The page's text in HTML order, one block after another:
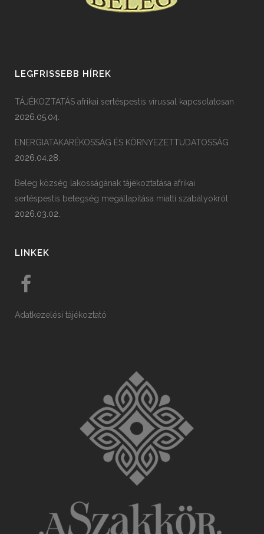
LEGFRISSEBB HÍREK
TÁJÉKOZTATÁS afrikai sertéspestis vírussal kapcsolatosan
2026.05.04.
ENERGIATAKARÉKOSSÁG ÉS KÖRNYEZETTUDATOSSÁG
2026.04.28.
Beleg község lakosságának tájékoztatása afrikai
sertéspestis betegség megállapítása miatti szabályokról
2026.03.02.
LINKEK
Adatkezelési tájékoztató